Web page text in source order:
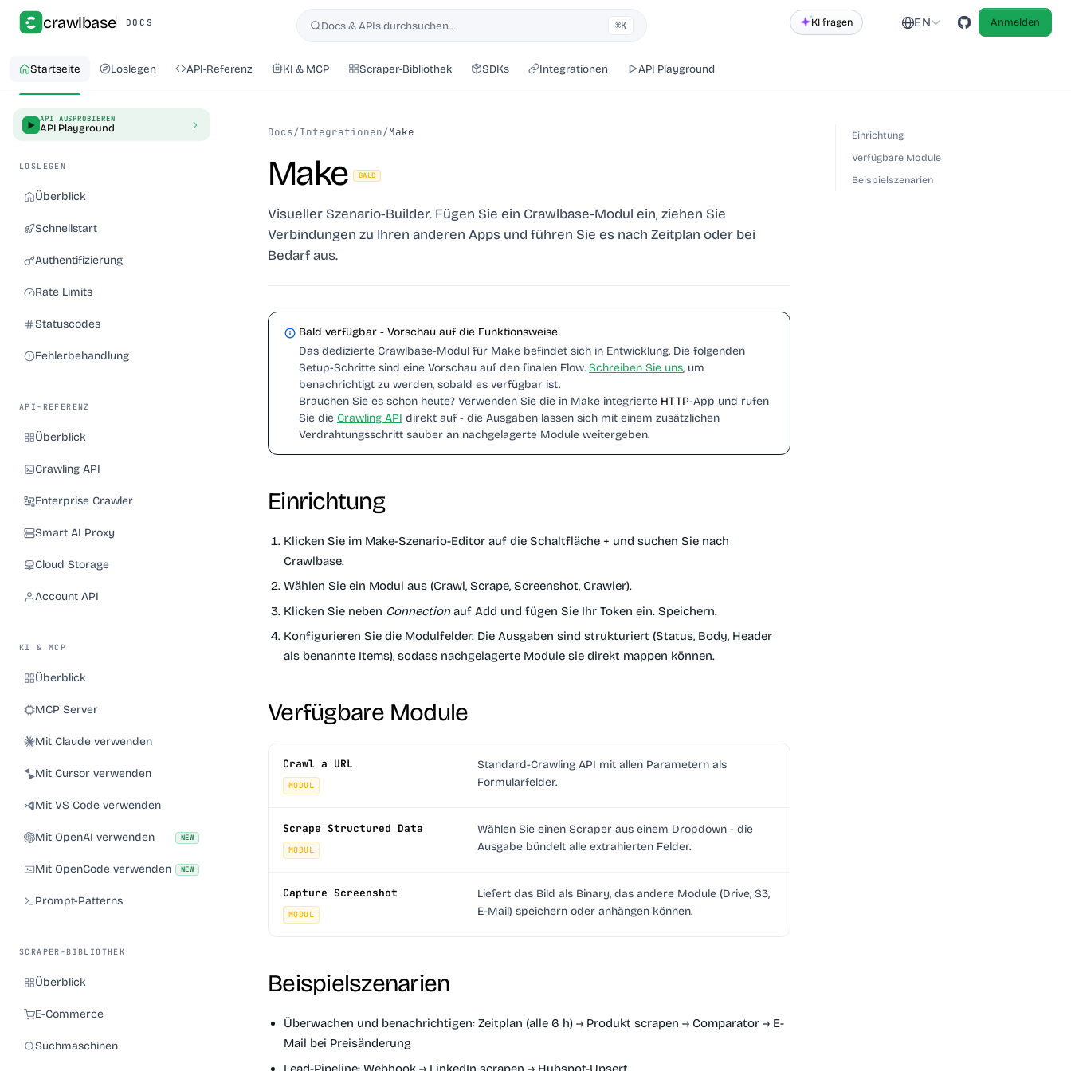
crawlbase DOCS
Suchen
Docs & APIs durchsuchen… ⌘K KI fragen EN Anmelden
Startseite Loslegen API-Referenz KI & MCP Scraper-Bibliothek SDKs Integrationen API Playground
API AUSPROBIEREN
API Playground
LOSLEGEN
Überblick
Schnellstart
Authentifizierung
Rate Limits
Statuscodes
Fehlerbehandlung
API-REFERENZ
Überblick
Crawling API
Enterprise Crawler
Smart AI Proxy
Cloud Storage
Account API
KI & MCP
Überblick
MCP Server
Mit Claude verwenden
Mit Cursor verwenden
Mit VS Code verwenden
Mit OpenAI verwenden NEW
Mit OpenCode verwenden NEW
Prompt-Patterns
SCRAPER-BIBLIOTHEK
Überblick
E-Commerce
Suchmaschinen
Docs/Integrationen/Make
Make BALD
Visueller Szenario-Builder. Fügen Sie ein Crawlbase-Modul ein, ziehen Sie
Verbindungen zu Ihren anderen Apps und führen Sie es nach Zeitplan oder bei
Bedarf aus.
Bald verfügbar - Vorschau auf die Funktionsweise
Das dedizierte Crawlbase-Modul für Make befindet sich in Entwicklung. Die folgenden
Setup-Schritte sind eine Vorschau auf den finalen Flow. Schreiben Sie uns, um
benachrichtigt zu werden, sobald es verfügbar ist.
Brauchen Sie es schon heute? Verwenden Sie die in Make integrierte HTTP-App und rufen
Sie die Crawling API direkt auf - die Ausgaben lassen sich mit einem zusätzlichen
Verdrahtungsschritt sauber an nachgelagerte Module weitergeben.
Einrichtung
Klicken Sie im Make-Szenario-Editor auf die Schaltfläche + und suchen Sie nach
Crawlbase.
Wählen Sie ein Modul aus (Crawl, Scrape, Screenshot, Crawler).
Klicken Sie neben Connectionauf Add und fügen Sie Ihr Token ein. Speichern.
Konfigurieren Sie die Modulfelder. Die Ausgaben sind strukturiert (Status, Body, Header
als benannte Items), sodass nachgelagerte Module sie direkt mappen können.
Verfügbare Module
Crawl a URL
MODUL
Standard-Crawling API mit allen Parametern als
Formularfelder.
Scrape Structured Data
MODUL
Wählen Sie einen Scraper aus einem Dropdown - die
Ausgabe bündelt alle extrahierten Felder.
Capture Screenshot
MODUL
Liefert das Bild als Binary, das andere Module (Drive, S3,
E-Mail) speichern oder anhängen können.
Beispielszenarien
Überwachen und benachrichtigen: Zeitplan (alle 6 h) → Produkt scrapen → Comparator → E-
Mail bei Preisänderung
Einrichtung
Verfügbare Module
Beispielszenarien